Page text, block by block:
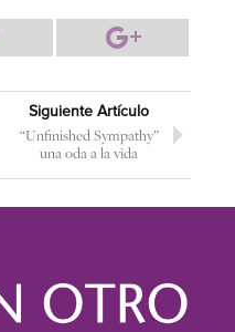
Siguiente Artículo
“Unfinished Sympathy”
una oda a la vida